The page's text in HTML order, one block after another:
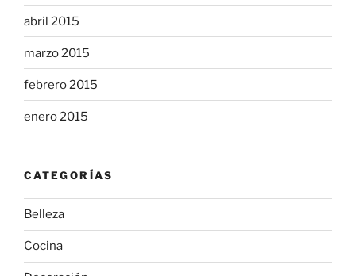
abril 2015
marzo 2015
febrero 2015
enero 2015
CATEGORÍAS
Belleza
Cocina